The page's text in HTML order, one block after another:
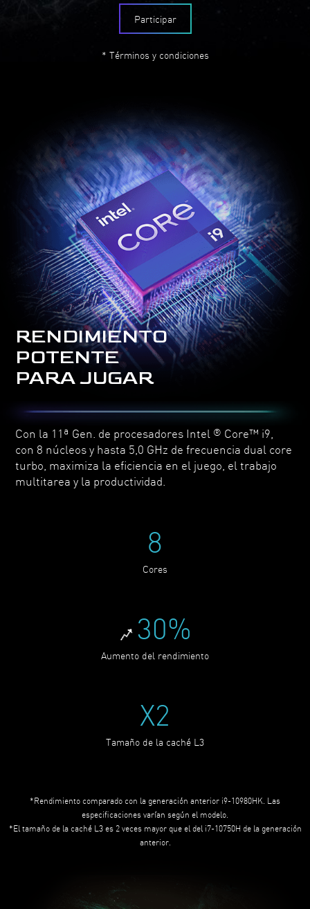
Participar
* Términos y condiciones
RENDIMIENTO
POTENTE
PARA JUGAR
Con la 11ª Gen. de procesadores Intel ® Core™ i9,
con 8 núcleos y hasta 5,0 GHz de frecuencia dual core
turbo, maximiza la eficiencia en el juego, el trabajo
multitarea y la productividad.
8
Cores
30%
Aumento del rendimiento
X2
Tamaño de la caché L3
*Rendimiento comparado con la generación anterior i9-10980HK. Las
especificaciones varían según el modelo.
*El tamaño de la caché L3 es 2 veces mayor que el del i7-10750H de la generación
anterior.